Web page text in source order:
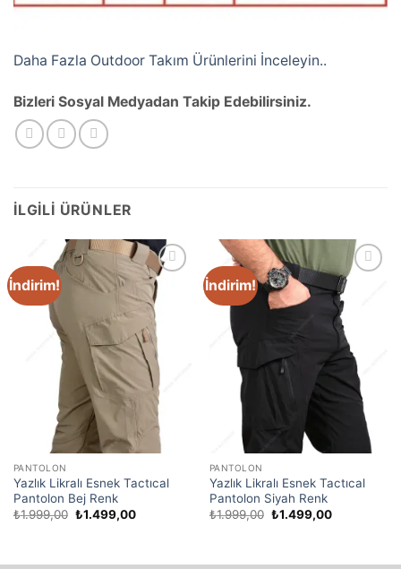
Daha Fazla Outdoor Takım Ürünlerini İnceleyin..
Bizleri Sosyal Medyadan Takip Edebilirsiniz.
İLGILI ÜRÜNLER
İndirim!
Favori
Ürünler
PANTOLON
Yazlık Likralı Esnek Tactıcal
Pantolon Bej Renk
₺1.999,00 ₺1.499,00
İndirim!
Favori
Ürünler
PANTOLON
Yazlık Likralı Esnek Tactıcal
Pantolon Siyah Renk
₺1.999,00 ₺1.499,00